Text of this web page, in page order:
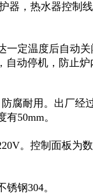
器，热水器控制
定温度后自动关
动停机，防止炉
腐耐用。出厂经
50mm。
。控制面板为
钢304。